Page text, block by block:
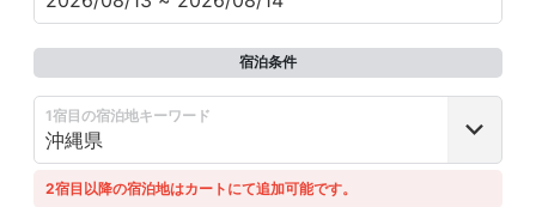
宿泊条件
1宿目の宿泊地キーワード
2宿目以降の宿泊地はカートにて追加可能です。